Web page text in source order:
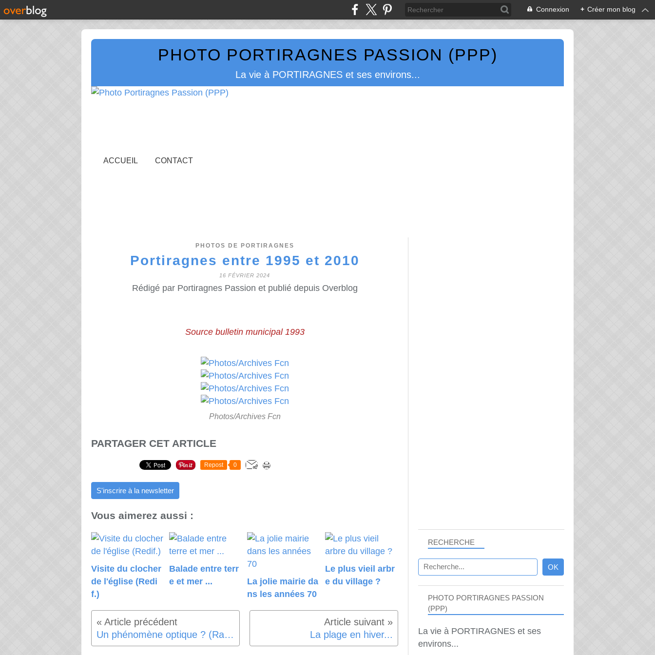
Connexion + Créer mon blog
PHOTO PORTIRAGNES PASSION (PPP)
La vie à PORTIRAGNES et ses environs...
ACCUEIL CONTACT
PHOTOS DE PORTIRAGNES
Portiragnes entre 1995 et 2010
16 FÉVRIER 2024
Rédigé par Portiragnes Passion et publié depuis Overblog
Source bulletin municipal 1993
Photos/Archives Fcn
PARTAGER CET ARTICLE
Repost 0
S'inscrire à la newsletter
Vous aimerez aussi :
Visite du clocher
de l'église (Redi
f.)
Balade entre terr
e et mer ...
La jolie mairie da
ns les années 70
Le plus vieil arbr
e du village ?
Un phénomène optique ? (Rappel) La plage en hiver...
RECHERCHE
PHOTO PORTIRAGNES PASSION
(PPP)
La vie à PORTIRAGNES et ses
environs...